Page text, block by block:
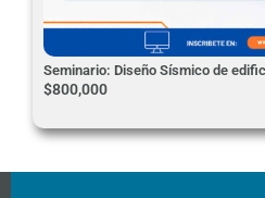
Seminario: Diseño Sísmico de
$800,000